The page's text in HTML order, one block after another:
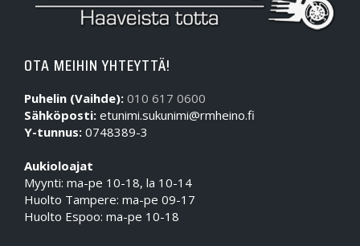
OTA MEIHIN YHTEYTTÄ!
Puhelin (Vaihde): 010 617 0600
Sähköposti: etunimi.sukunimi@rmheino.fi
Y-tunnus: 0748389-3
Aukioloajat
Myynti: ma-pe 10-18, la 10-14
Huolto Tampere: ma-pe 09-17
Huolto Espoo: ma-pe 10-18